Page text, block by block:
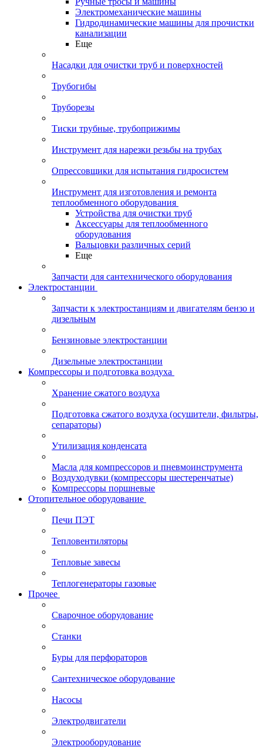
Электромеханические машины
Гидродинамические машины для прочистки
канализации
Еще
Насадки для очистки труб и поверхностей
Трубогибы
Труборезы
Тиски трубные, трубоприжимы
Инструмент для нарезки резьбы на трубах
Опрессовщики для испытания гидросистем
Инструмент для изготовления и ремонта
теплообменного оборудования
Устройства для очистки труб
Аксессуары для теплообменного
оборудования
Вальцовки различных серий
Еще
Запчасти для сантехнического оборудования
Электростанции
Запчасти к электростанциям и двигателям бензо и
дизельным
Бензиновые электростанции
Дизельные электростанции
Компрессоры и подготовка воздуха
Хранение сжатого воздуха
Подготовка сжатого воздуха (осушители, фильтры,
сепараторы)
Утилизация конденсата
Масла для компрессоров и пневмоинструмента
Воздуходувки (компрессоры шестеренчатые)
Компрессоры поршневые
Отопительное оборудование
Печи ПЭТ
Тепловентиляторы
Тепловые завесы
Теплогенераторы газовые
Прочее
Сварочное оборудование
Станки
Буры для перфораторов
Сантехническое оборудование
Насосы
Электродвигатели
Электрооборудование